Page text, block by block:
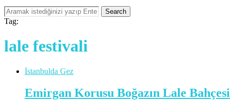
Search
Tag:
lale festivali
İstanbulda Gez
Emirgan Korusu Boğazın Lale